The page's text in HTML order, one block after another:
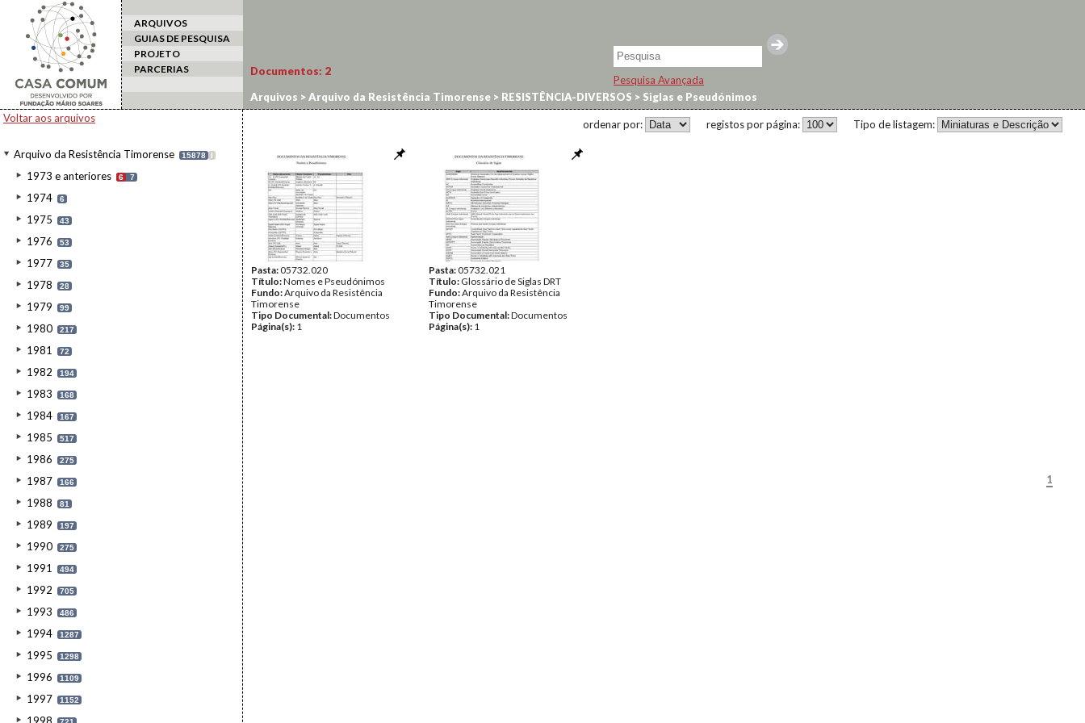
ARQUIVOS
GUIAS DE PESQUISA
PROJETO
PARCERIAS
Pesquisa Avançada
Voltar aos arquivos
Arquivo da Resistência Timorense 15878 I
1973 e anteriores 6 7
1974 6
1975 43
1976 53
1977 35
1978 28
1979 99
1980 217
1981 72
1982 194
1983 168
1984 167
1985 517
1986 275
1987 166
1988 81
1989 197
1990 275
1991 494
1992 705
1993 486
1994 1287
1995 1298
1996 1109
1997 1152
Documentos: 2
Arquivos >Arquivo da Resistência Timorense > RESISTÊNCIA-DIVERSOS > Siglas e Pseudónimos
Tipo de listagem:
registos por página:
ordenar por:
Pasta:05732.020
Título:Nomes e Pseudónimos
Fundo:Arquivo da Resistência
Timorense
Tipo Documental:Documentos
Página(s): 1
Pasta:05732.021
Título: Glossário de Siglas DRT
Fundo:Arquivo da Resistência
Timorense
Tipo Documental:Documentos
Página(s): 1
1